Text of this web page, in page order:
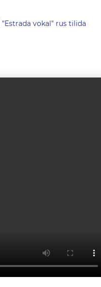
"Estrada vokal" rus tilida